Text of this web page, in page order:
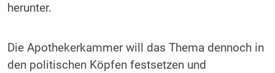
herunter.
Die Apothekerkammer will das Thema dennoch in
den politischen Köpfen festsetzen und